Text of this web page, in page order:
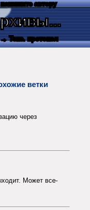
автору
→ Текс. протокол
ветки
через
Может все-